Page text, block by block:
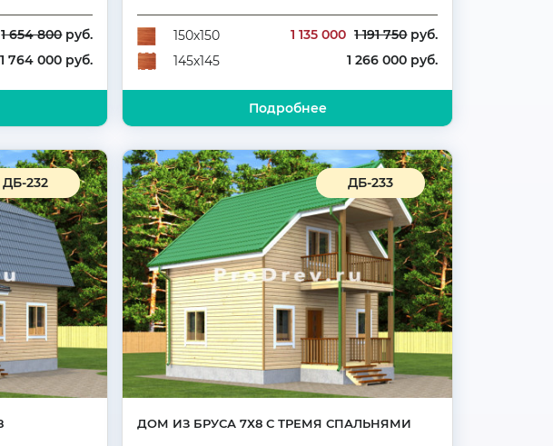
4
1 654 800руб.
1 764 000 руб.
Количество комнат
4
150х150
1 135 000 1 191 750руб.
145х145
1 266 000 руб.
Подробнее
ДБ-232 ДБ-233
ДОМ ИЗ БРУСА 7Х8 С ТРЕМЯ СПАЛЬНЯМИ